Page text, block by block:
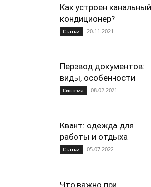
Как устроен канальный
кондиционер?
Статьи 20.11.2021
Перевод документов:
виды, особенности
Система 08.02.2021
Квант: одежда для
работы и отдыха
Статьи 05.07.2022
Что важно при